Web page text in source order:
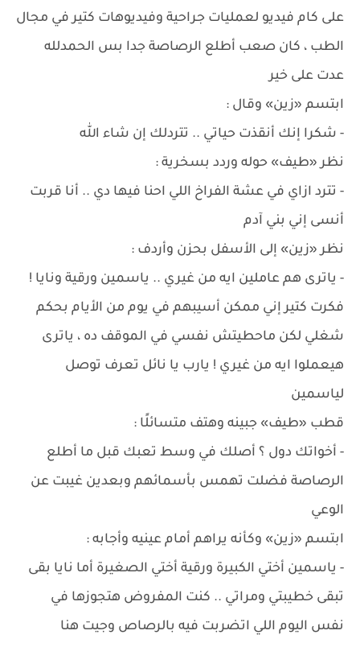
على كام فيديو لعمليات جراحية وفيديوهات كتير في مجال
الطب ، كان صعب أطلع الرصاصة جدا بس الحمدلله
عدت على خير
ابتسم «زين» وقال :
- شكرا إنك أنقذت حياتي .. تتردلك إن شاء الله
نظر «طيف» حوله وردد بسخرية :
- تترد ازاي في عشة الفراخ اللي احنا فيها دي .. أنا قربت
أنسى إني بني آدم
نظر «زين» إلى الأسفل بحزن وأردف :
- ياترى هم عاملين ايه من غيري .. ياسمين ورقية ونايا !
فكرت كتير إني ممكن أسيبهم في يوم من الأيام بحكم
شغلي لكن ماحطيتش نفسي في الموقف ده ، ياترى
هيعملوا ايه من غيري ! يارب يا نائل تعرف توصل
لياسمين
قطب «طيف» جبينه وهتف متسائلًا :
- أخواتك دول ؟ أصلك في وسط تعبك قبل ما أطلع
الرصاصة فضلت تهمس بأسمائهم وبعدين غيبت عن
الوعي
ابتسم «زين» وكأنه يراهم أمام عينيه وأجابه :
- ياسمين أختي الكبيرة ورقية أختي الصغيرة أما نايا بقى
تبقى خطيبتي ومراتي .. كنت المفروض هتجوزها في
نفس اليوم اللي اتضربت فيه بالرصاص وجيت هنا